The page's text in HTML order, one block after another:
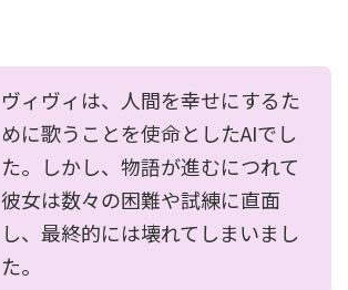
ヴィヴィは、人間を幸せにするた
めに歌うことを使命としたAIでし
た。しかし、物語が進むにつれて
彼女は数々の困難や試練に直面
し、最終的には壊れてしまいまし
た。